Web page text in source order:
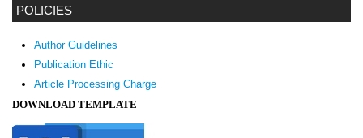
POLICIES
Author Guidelines
Publication Ethic
Article Processing Charge
DOWNLOAD TEMPLATE